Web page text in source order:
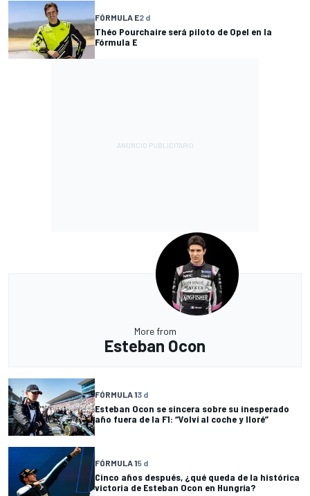
FÓRMULA E2 d
Théo Pourchaire será piloto de Opel en la
Fórmula E
More from
Esteban Ocon
FÓRMULA 13 d
Esteban Ocon se sincera sobre su inesperado
año fuera de la F1: “Volví al coche y lloré”
FÓRMULA 15 d
Cinco años después, ¿qué queda de la histórica
victoria de Esteban Ocon en Hungría?